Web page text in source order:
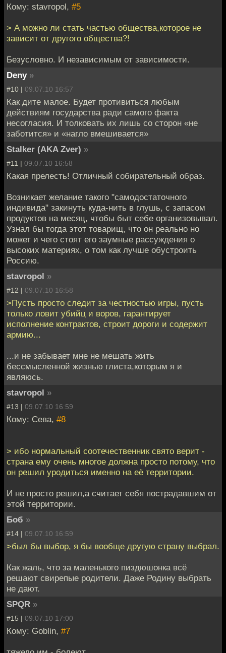
Кому: stavropol, #5
> А можно ли стать частью общества,которое не
зависит от другого общества?!
Безусловно. И независимым от зависимости.
Deny »
#10 | 09.07.10 16:57
Как дите малое. Будет противиться любым
действиям государства ради самого факта
несогласия. И толковать их лишь со сторон «не
заботится» и «нагло вмешивается»
Stalker (AKA Zver) »
#11 | 09.07.10 16:58
Какая прелесть! Отличный собирательный образ.
Возникает желание такого "самодостаточного
индивида" закинуть куда-нить в глушь, с запасом
продуктов на месяц, чтобы быт себе организовывал.
Узнал бы тогда этот товарищ, что он реально но
может и чего стоят его заумные рассуждения о
высоких материях, о том как лучше обустроить
Россию.
stavropol »
#12 | 09.07.10 16:58
>Пусть просто следит за честностью игры, пусть
только ловит убийц и воров, гарантирует
исполнение контрактов, строит дороги и содержит
армию...
...и не забывает мне не мешать жить
бессмысленной жизнью глиста,которым я и
являюсь.
stavropol »
#13 | 09.07.10 16:59
Кому: Сева, #8
> ибо нормальный соотечественник свято верит -
страна ему очень многое должна просто потому, что
он решил уродиться именно на её территории.
И не просто решил,а считает себя пострадавшим от
этой территории.
Боб »
#14 | 09.07.10 16:59
>был бы выбор, я бы вообще другую страну выбрал.
Как жаль, что за маленького пиздюшонка всё
решают свирепые родители. Даже Родину выбрать
не дают.
SPQR »
#15 | 09.07.10 17:00
Кому: Goblin, #7